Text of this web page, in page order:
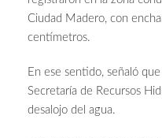
Ciudad Madero, con
centímetros.
En ese sentido, señaló
Secretaría de Recursos
desalojo del agua.